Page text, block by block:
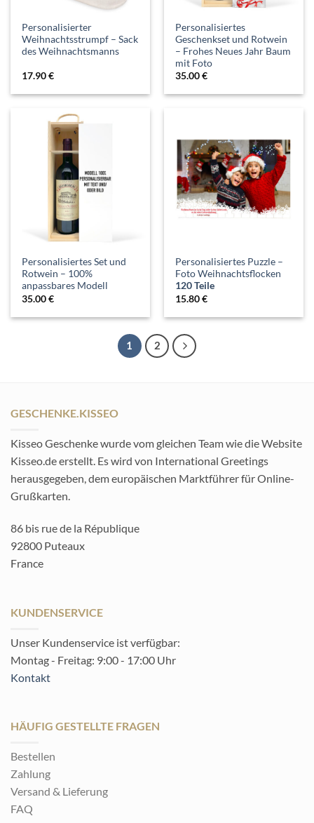
Personalisierter
Weihnachtsstrumpf – Sack
des Weihnachtsmanns
17.90€
Personalisiertes
Geschenkset und Rotwein
– Frohes Neues Jahr Baum
mit Foto
35.00€
Personalisiertes Set und
Rotwein – 100%
anpassbares Modell
35.00€
Personalisiertes Puzzle –
Foto Weihnachtsflocken
120 Teile
15.80€
1 2
GESCHENKE.KISSEO
Kisseo Geschenke wurde vom gleichen Team wie die Website
Kisseo.de erstellt. Es wird von International Greetings
herausgegeben, dem europäischen Marktführer für Online-
Grußkarten.
86 bis rue de la République
92800 Puteaux
France
KUNDENSERVICE
Unser Kundenservice ist verfügbar:
Montag - Freitag: 9:00 - 17:00 Uhr
Kontakt
HÄUFIG GESTELLTE FRAGEN
Bestellen
Zahlung
Versand & Lieferung
FAQ